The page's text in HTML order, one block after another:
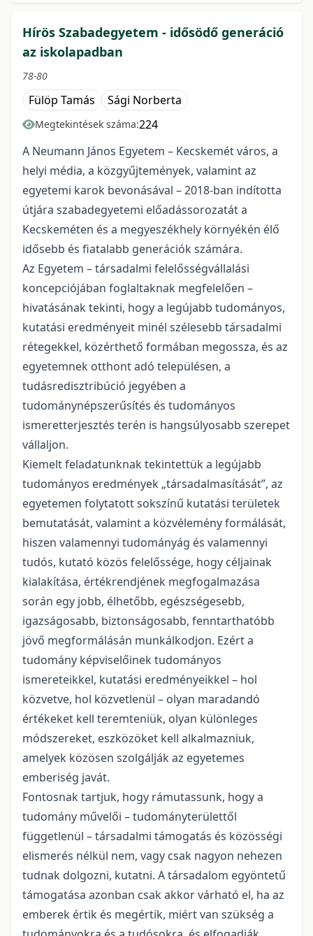
Hírös Szabadegyetem - idősödő generáció
az iskolapadban
78-80
Fülöp Tamás Sági Norberta
Megtekintések száma:224
A Neumann János Egyetem – Kecskemét város, a
helyi média, a közgyűjtemények, valamint az
egyetemi karok bevonásával – 2018-ban indította
útjára szabadegyetemi előadássorozatát a
Kecskeméten és a megyeszékhely környékén élő
idősebb és fiatalabb generációk számára.
Az Egyetem – társadalmi felelősségvállalási
koncepciójában foglaltaknak megfelelően –
hivatásának tekinti, hogy a legújabb tudományos,
kutatási eredményeit minél szélesebb társadalmi
rétegekkel, közérthető formában megossza, és az
egyetemnek otthont adó településen, a
tudásredisztribúció jegyében a
tudománynépszerűsítés és tudományos
ismeretterjesztés terén is hangsúlyosabb szerepet
vállaljon.
Kiemelt feladatunknak tekintettük a legújabb
tudományos eredmények „társadalmasítását”, az
egyetemen folytatott sokszínű kutatási területek
bemutatását, valamint a közvélemény formálását,
hiszen valamennyi tudományág és valamennyi
tudós, kutató közös felelőssége, hogy céljainak
kialakítása, értékrendjének megfogalmazása
során egy jobb, élhetőbb, egészségesebb,
igazságosabb, biztonságosabb, fenntarthatóbb
jövő megformálásán munkálkodjon. Ezért a
tudomány képviselőinek tudományos
ismereteikkel, kutatási eredményeikkel – hol
közvetve, hol közvetlenül – olyan maradandó
értékeket kell teremteniük, olyan különleges
módszereket, eszközöket kell alkalmazniuk,
amelyek közösen szolgálják az egyetemes
emberiség javát.
Fontosnak tartjuk, hogy rámutassunk, hogy a
tudomány művelői – tudományterülettől
függetlenül – társadalmi támogatás és közösségi
elismerés nélkül nem, vagy csak nagyon nehezen
tudnak dolgozni, kutatni. A társadalom egyöntetű
támogatása azonban csak akkor várható el, ha az
emberek értik és megértik, miért van szükség a